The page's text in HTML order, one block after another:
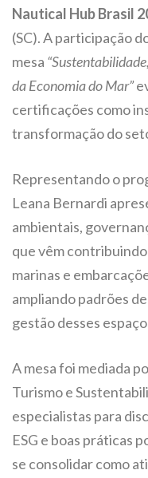
Nautical Hub Brasil
(SC). A participação
mesa
da Economia do Mar”
certificações como
transformação do
Representando o
Leana Bernardi
ambientais,
que vêm
marinas e
ampliando padrões
gestão desses
A mesa foi mediada
Turismo e
especialistas para
ESG e boas práticas
se consolidar como